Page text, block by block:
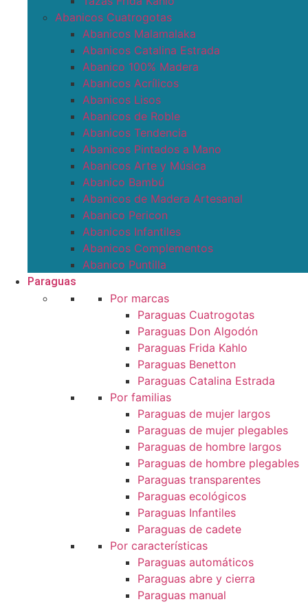
Abanicos Cuatrogotas
Abanicos Malamalaka
Abanicos Catalina Estrada
Abanico 100% Madera
Abanicos Acrílicos
Abanicos Lisos
Abanicos de Roble
Abanicos Tendencia
Abanicos Pintados a Mano
Abanicos Arte y Música
Abanico Bambú
Abanicos de Madera Artesanal
Abanico Pericon
Abanicos Infantiles
Abanicos Complementos
Abanico Puntilla
Paraguas
Por marcas
Paraguas Cuatrogotas
Paraguas Don Algodón
Paraguas Frida Kahlo
Paraguas Benetton
Paraguas Catalina Estrada
Por familias
Paraguas de mujer largos
Paraguas de mujer plegables
Paraguas de hombre largos
Paraguas de hombre plegables
Paraguas transparentes
Paraguas ecológicos
Paraguas Infantiles
Paraguas de cadete
Por características
Paraguas automáticos
Paraguas abre y cierra
Paraguas manual